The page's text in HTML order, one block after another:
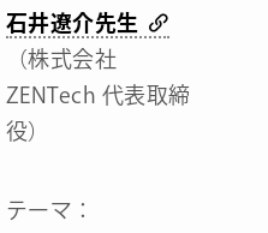
石井遼介先生
（株式会社
ZENTech 代表取締
役）
テーマ：